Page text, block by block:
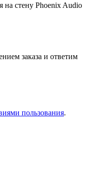
стену Phoenix Audio
заказа и ответим
пользования.